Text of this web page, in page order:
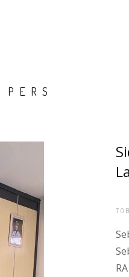
Sebagaimana ketentuan
RA diselenggarakan oleh pemerintah pusat